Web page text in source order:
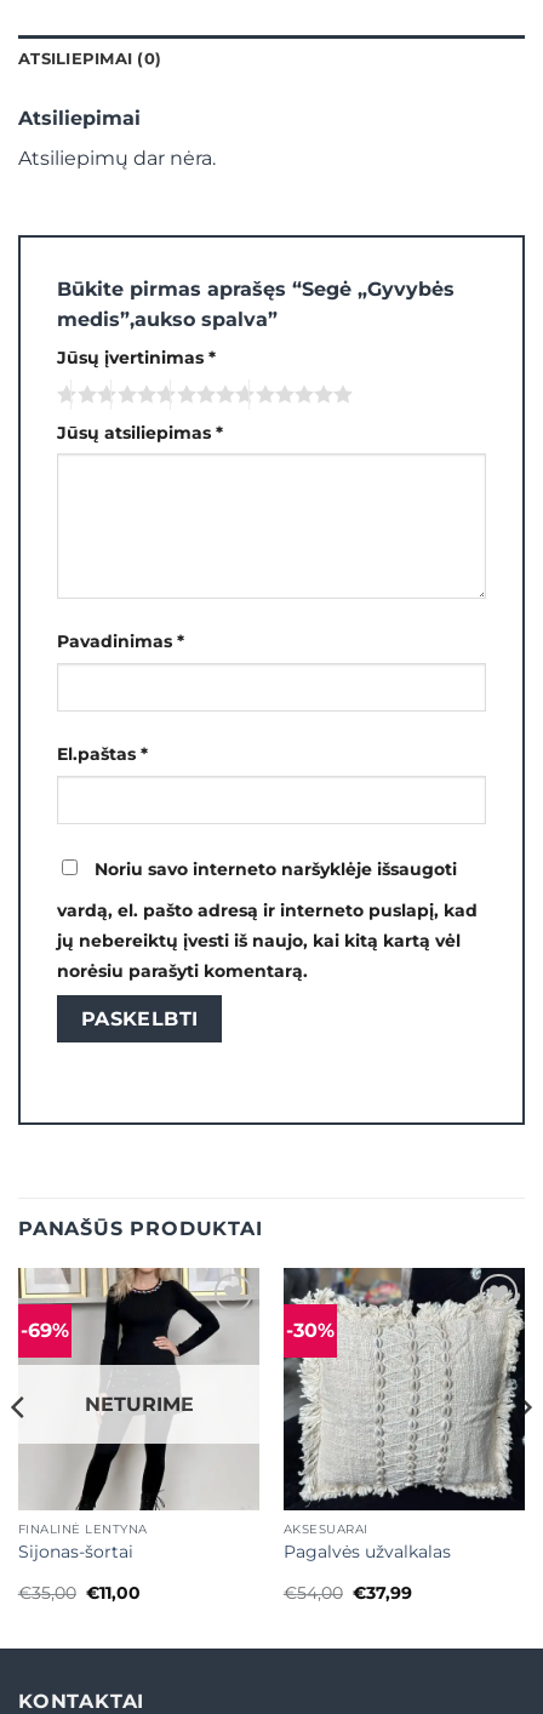
ATSILIEPIMAI (0)
Atsiliepimai
Atsiliepimų dar nėra.
Būkite pirmas aprašęs “Segė „Gyvybės
medis”,aukso spalva”
Jūsų įvertinimas *
Jūsų atsiliepimas *
Pavadinimas *
El.paštas *
Noriu savo interneto naršyklėje išsaugoti
vardą, el. pašto adresą ir interneto puslapį, kad
jų nebereiktų įvesti iš naujo, kai kitą kartą vėl
norėsiu parašyti komentarą.
PANAŠŪS PRODUKTAI
-69% Mėgstamiausias
NETURIME
FINALINĖ LENTYNA
Sijonas-šortai
€35,00 Original
price
€11,00Current
-30% Mėgstamiausias
AKSESUARAI
Pagalvės užvalkalas
€54,00 Original
price
€37,99Current
KONTAKTAI